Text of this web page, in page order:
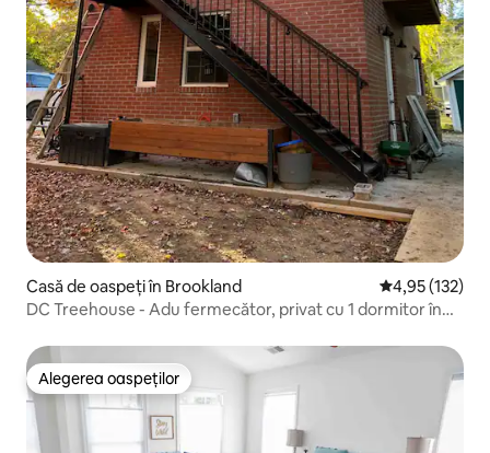
Casă de oaspeți în Brookland Scor mediu
4,95 (132)
DC Treehouse - Adu fermecător, privat cu 1 dormitor în
Alegerea oaspeților
Alegerea oaspeților